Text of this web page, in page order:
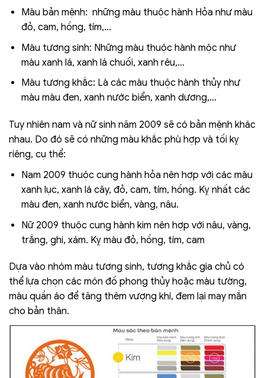
Màu bản mệnh: những màu thuộc hành Hỏa như màu
đỏ, cam, hồng, tím,…
Màu tương sinh: Những màu thuộc hành mộc như
màu xanh lá, xanh lá chuối, xanh rêu,…
Màu tương khắc: Là các màu thuộc hành thủy như
màu màu đen, xanh nước biển, xanh dương,…
Tuy nhiên nam và nữ sinh năm 2009 sẽ có bản mệnh khác
nhau. Do đó sẽ có những màu khắc phù hợp và tối kỵ
riêng, cụ thể:
Nam 2009 thuộc cung hành hỏa nên hợp với các màu
xanh lục, xanh lá cây, đỏ, cam, tím, hồng. Kỵ nhất các
màu đen, xanh nước biển, vàng, nâu.
Nữ 2009 thuộc cung hành kim nên hợp với nâu, vàng,
trắng, ghi, xám. Kỵ màu đỏ, hồng, tím, cam
Dựa vào nhóm màu tương sinh, tương khắc gia chủ có
thể lựa chọn các món đồ phong thủy hoặc màu tường,
màu quần áo để tăng thêm vượng khí, đem lại may mắn
cho bản thân.